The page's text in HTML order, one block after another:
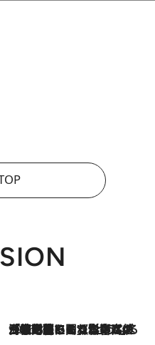
2026.8.3
「住宅建てられない…」「サーチャージ料の高値が続いている」ホルムズ海峡封鎖による影響はいつまで続く？《エネルギー専門家に聞く“どうなる日本の暮らし”》